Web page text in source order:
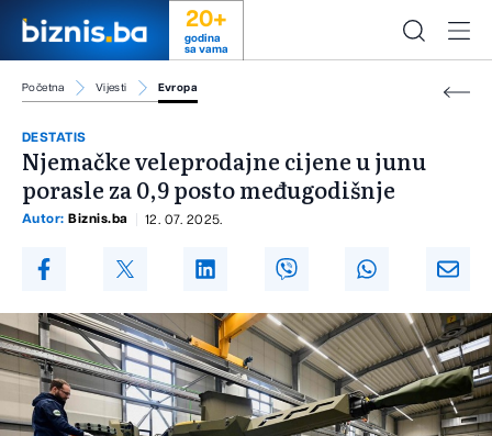
20+
godina
sa vama
Početna Vijesti Evropa
DESTATIS
Njemačke veleprodajne cijene u junu
porasle za 0,9 posto međugodišnje
Autor: Biznis.ba 12. 07. 2025.